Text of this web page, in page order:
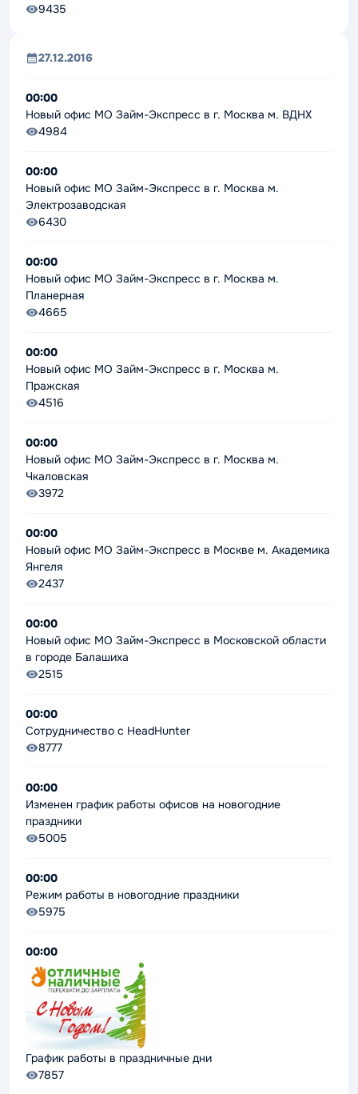
9435
27.12.2016
00:00
Новый офис МО Займ-Экспресс в г. Москва м. ВДНХ
4984
00:00
Новый офис МО Займ-Экспресс в г. Москва м.
Электрозаводская
6430
00:00
Новый офис МО Займ-Экспресс в г. Москва м.
Планерная
4665
00:00
Новый офис МО Займ-Экспресс в г. Москва м.
Пражская
4516
00:00
Новый офис МО Займ-Экспресс в г. Москва м.
Чкаловская
3972
00:00
Новый офис МО Займ-Экспресс в Москве м. Академика
Янгеля
2437
00:00
Новый офис МО Займ-Экспресс в Московской области
в городе Балашиха
2515
00:00
Сотрудничество с НеаdHunter
8777
00:00
Изменен график работы офисов на новогодние
праздники
5005
00:00
Режим работы в новогодние праздники
5975
00:00
График работы в праздничные дни
7857